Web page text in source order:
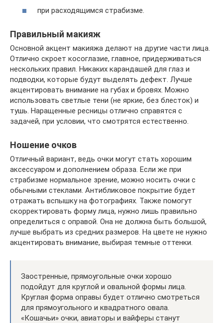
при расходящимся страбизме.
Правильный макияж
Основной акцент макияжа делают на другие части лица.
Отлично скроет косоглазие, главное, придерживаться
нескольких правил. Никаких карандашей для глаз и
подводки, которые будут выделять дефект. Лучше
акцентировать внимание на губах и бровях. Можно
использовать светлые тени (не яркие, без блесток) и
тушь. Наращенные ресницы отлично справятся с
задачей, при условии, что смотрятся естественно.
Ношение очков
Отличный вариант, ведь очки могут стать хорошим
аксессуаром и дополнением образа. Если же при
страбизме нормальное зрение, можно носить очки с
обычными стеклами. Антибликовое покрытие будет
отражать вспышку на фотографиях. Также помогут
скорректировать форму лица, нужно лишь правильно
определиться с оправой. Она не должна быть большой,
лучше выбрать из средних размеров. На цвете не нужно
акцентировать внимание, выбирая темные оттенки.
Заостренные, прямоугольные очки хорошо
подойдут для круглой и овальной формы лица.
Круглая форма оправы будет отлично смотреться
для прямоугольного и квадратного овала.
«Кошачьи» очки, авиаторы и вайферы станут